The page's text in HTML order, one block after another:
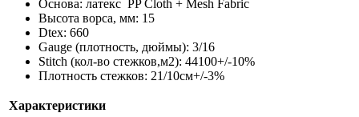
Основа: латекс
PP Cloth + Mesh Fabric
Высота ворса, мм: 15
Dtex: 660
Gauge (плотность, дюймы): 3/16
Stitch (кол-во стежков,м2): 44100+/-10%
Плотность стежков: 21/10см+/-3%
Характеристики